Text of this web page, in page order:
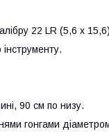
22 LR (5,6 х
90 см по низу.
гонгами